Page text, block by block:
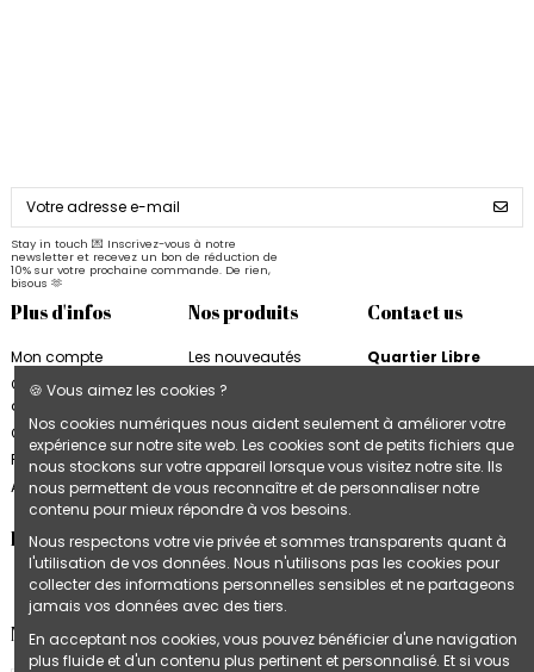
Stay in touch 💌 Inscrivez-vous à notre
newsletter et recevez un bon de réduction de
10% sur votre prochaine commande. De rien,
bisous 🫶
Plus d'infos
Mon compte
Conditions
d'utilisation
Contactez-nous
Plan du site
Accès B2B
Nos produits
Les nouveautés
Blocs & Plannings
Quartier Libre
Cartes & Affiches
Quartier Libre
Contact us
Quartier Libre
31000 Toulouse
France
+33 9 74 97 02 06
Follow us
Newsletter
🍪 Vous aimez les cookies ?
Nos cookies numériques nous aident seulement à améliorer votre
expérience sur notre site web. Les cookies sont de petits fichiers que
nous stockons sur votre appareil lorsque vous visitez notre site. Ils
nous permettent de vous reconnaître et de personnaliser notre
contenu pour mieux répondre à vos besoins.
Nous respectons votre vie privée et sommes transparents quant à
l'utilisation de vos données. Nous n'utilisons pas les cookies pour
collecter des informations personnelles sensibles et ne partageons
jamais vos données avec des tiers.
En acceptant nos cookies, vous pouvez bénéficier d'une navigation
plus fluide et d'un contenu plus pertinent et personnalisé. Et si vous